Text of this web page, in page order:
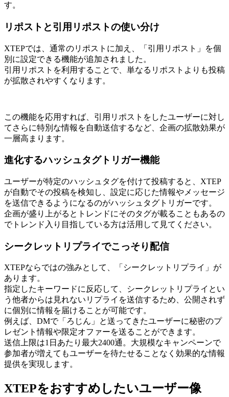
す。
リポストと引用リポストの使い分け
XTEPでは、通常のリポストに加え、「引用リポスト」を個
別に設定できる機能が追加されました。
引用リポストを利用することで、単なるリポストよりも投稿
が拡散されやすくなります。
この機能を応用すれば、引用リポストをしたユーザーに対し
てさらに特別な情報を自動送信するなど、企画の拡散効果が
一層高まります。
進化するハッシュタグトリガー機能
ユーザーが特定のハッシュタグを付けて投稿すると、XTEP
が自動でその投稿を検知し、設定に応じた情報やメッセージ
を送信できるようになるのがハッシュタグトリガーです。
企画が盛り上がるとトレンドにそのタグが載ることもあるの
でトレンド入り目指している方は活用して見てください。
シークレットリプライでこっそり配信
XTEPならではの強みとして、「シークレットリプライ」が
あります。
指定したキーワードに反応して、シークレットリプライとい
う他者からは見れないリプライを送信するため、公開されず
に個別に情報を届けることが可能です。
例えば、DMで「ろじん」と送ってきたユーザーに秘密のプ
レゼント情報や限定オファーを送ることができます。
送信上限は1日あたり最大2400通。大規模なキャンペーンで
参加者が増えてもユーザーを待たせることなく効果的な情報
提供を実現します。
XTEPをおすすめしたいユーザー像